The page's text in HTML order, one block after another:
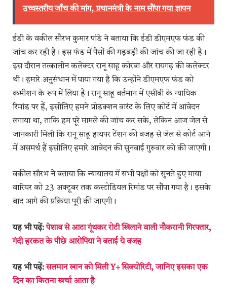
उच्चस्तरीय जाँच की मांग, प्रधानमंत्री के नाम सौंपा गया ज्ञापन
ईडी के वकील सौरभ कुमार पांडे ने बताया कि ईडी डीएमएफ फंड की
जांच कर रही है। इस फंड में पैसों की गड़बड़ी की जांच की जा रही है।
इस दौरान तत्कालीन कलेक्टर रानू साहू कोरबा और रायगढ़ की कलेक्टर
थी। हमारे अनुसंधान में पाया गया है कि उन्होंने डीएमएफ फंड को
कमीशन के रूप में लिया है। रानू साहू वर्तमान में एसीबी के न्यायिक
रिमांड पर हैं, इसीलिए हमने प्रोडक्शन वारंट के लिए कोर्ट में आवेदन
लगाया था, ताकि हम पूरे मामले की जांच कर सके, लेकिन आज जेल से
जानकारी मिली कि रानू साहू हायपर टेंशन की वजह से जेल से कोर्ट आने
में असमर्थ हैं इसीलिए हमारे आवेदन की सुनवाई गुरुवार काे की जाएगी।
वकील सौरभ ने बताया कि न्यायालय में सभी पक्षों को सुनते हुए माया
वारियर को 23 अक्टूबर तक कस्टोडियल रिमांड पर सौंपा गया है। इसके
बाद आगे की प्रक्रिया पूरी की जाएगी।
यह भी पढ़ें:पेशाब से आटा गूंथकर रोटी खिलाने वाली नौकरानी गिरफ्तार,
गंदी हरकत के पीछे आरोपिया ने बताई ये वजह
यह भी पढ़ें:सलमान खान को मिली Y+ सिक्योरिटी, जानिए इसका एक
दिन का कितना खर्चा आता है